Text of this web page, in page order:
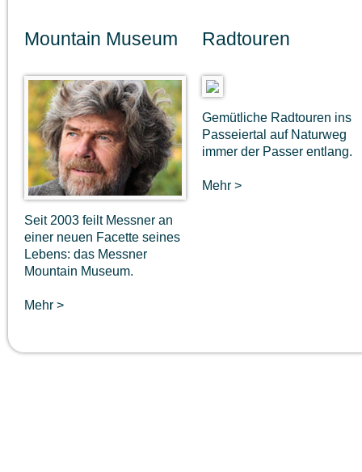
Mountain Museum
Seit 2003 feilt Messner an
einer neuen Facette seines
Lebens: das Messner
Mountain Museum.
Mehr >
Radtouren
Gemütliche Radtouren ins
Passeiertal auf Naturweg
immer der Passer entlang.
Mehr >